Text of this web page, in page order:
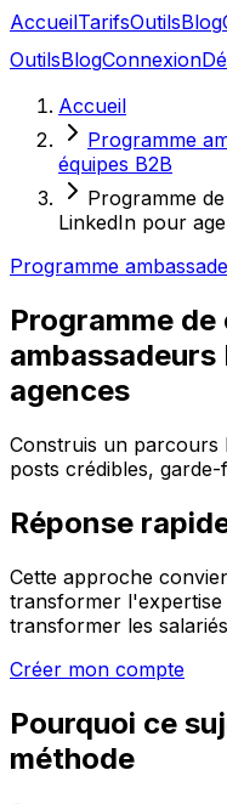
AccueilTarifsOutilsBlog
OutilsBlogConnexion
Accueil
Programme
équipes B2B
Programme
LinkedIn pour
Programme
Programme
ambassadeurs
agences
Construis un parcours
posts crédibles,
Réponse
Cette approche
transformer l'expertise
transformer les
Créer mon compte
Pourquoi ce
méthode